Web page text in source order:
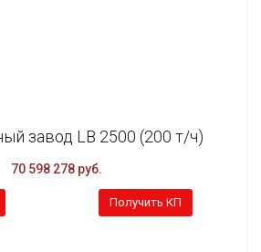
завод LB 2500 (200 т/ч)
70 598 278 руб.
Получить КП